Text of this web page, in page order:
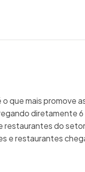
que mais promove
diretamente 6
restaurantes do
e restaurantes